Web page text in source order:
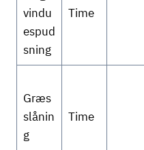
vindu
espud
sning
Time
Græs
slånin
g
Time